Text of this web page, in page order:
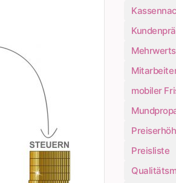
mobiler
Preisliste